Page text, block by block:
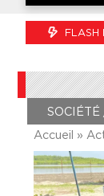
FLASH
Accueil »